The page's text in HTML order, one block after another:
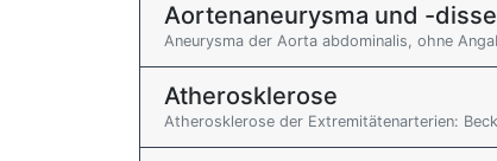
Aortenaneurysma und -
Aneurysma der Aorta abdominalis, ohne
Atherosklerose
Atherosklerose der Extremitätenarterien: